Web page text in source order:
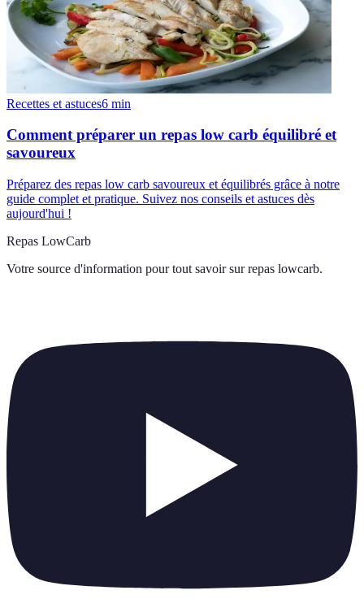
Recettes et astuces6 min
Comment préparer un repas low carb équilibré et
savoureux
Préparez des repas low carb savoureux et équilibrés grâce à notre
guide complet et pratique. Suivez nos conseils et astuces dès
aujourd'hui !
Repas LowCarb
Votre source d'information pour tout savoir sur repas lowcarb.